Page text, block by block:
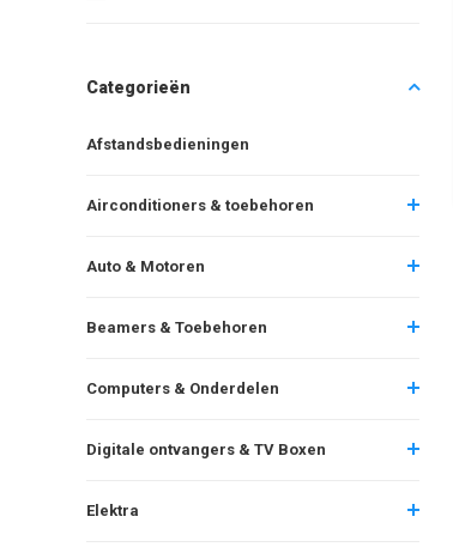
Categorieën
Afstandsbedieningen
Airconditioners & toebehoren
Auto & Motoren
Beamers & Toebehoren
Computers & Onderdelen
Digitale ontvangers & TV Boxen
Elektra